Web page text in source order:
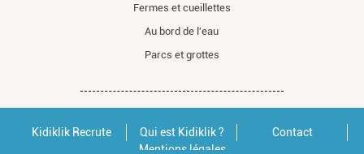
Fermes et cueillettes
Au bord de l'eau
Parcs et grottes
Kidiklik Recrute Qui est Kidiklik ?
Contact
Mentions légales